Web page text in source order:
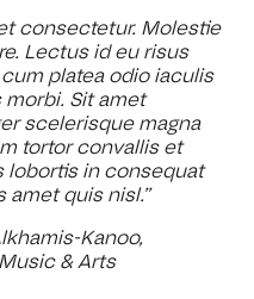
consectetur. Molestie
Lectus id eu risus
platea odio iaculis
Sit amet
scelerisque magna
tortor convallis et
lobortis in consequat
amet quis nisl.”
Kanoo,
& Arts